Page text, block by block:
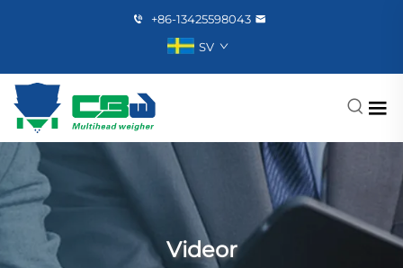
+86-13425598043
SV
Videor